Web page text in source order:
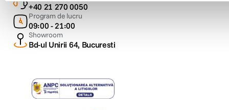
+40 21 270 0050
Program de lucru
09:00 - 21:00
Showroom
Bd-ul Unirii 64, Bucuresti